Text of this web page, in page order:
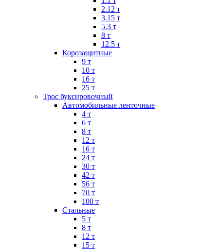
2.12 т
3.15 т
5.3 т
8 т
12.5 т
Корозащитные
9 т
10 т
16 т
25 т
Трос буксировочный
Автомобильные ленточные
4 т
6 т
8 т
12 т
16 т
24 т
30 т
42 т
56 т
70 т
100 т
Стальные
5 т
8 т
12 т
15 т